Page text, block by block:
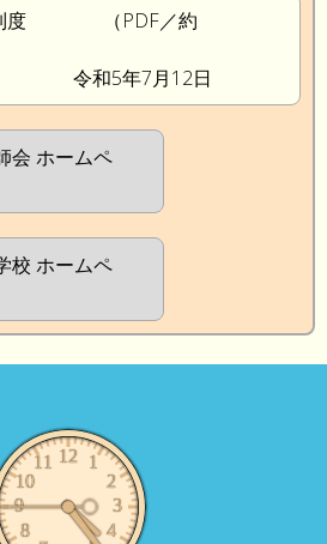
制度 （PDF／約
令和5年7月12日
会 ホームペ
校 ホームペ